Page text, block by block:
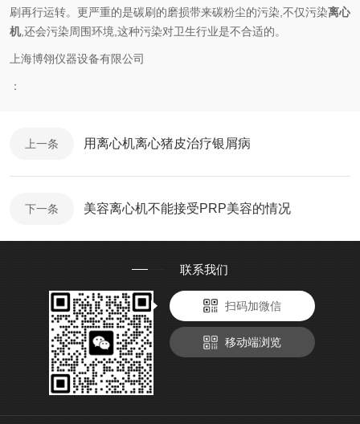
刷再行运转。更严重的是碳刷的磨损带来碳粉尘的污染 不仅污染离心
机 还会污染周围环境 这种污染对卫生行业是不合适的。
上海博翎仪器设备有限公司
：
上一条 用离心机离心猪皮治疗银屑病
下一条 美容离心机不能接受PRP美容的情况
联系我们
扫码加微信
移动端浏览